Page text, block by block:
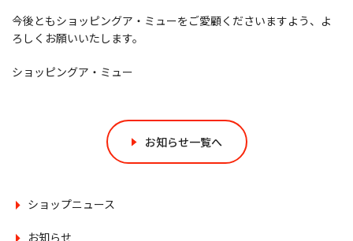
今後ともショッピングア・ミューをご愛顧くださいますよう、よ
ろしくお願いいたします。
ショッピングア・ミュー
お知らせ一覧へ
ショップニュース
お知らせ